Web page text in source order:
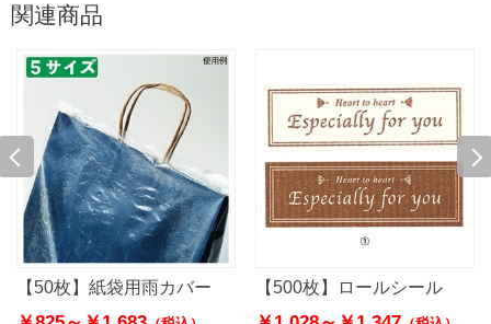
関連商品
【50枚】紙袋用雨カバー 【500枚】ロールシール